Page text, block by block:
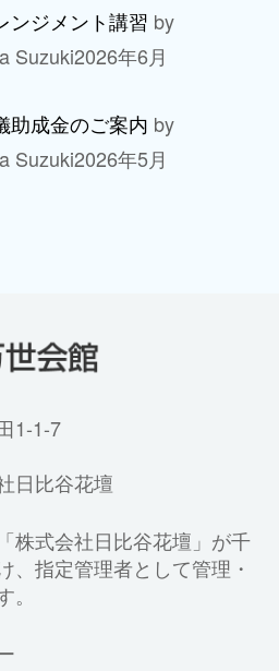
ンジメント講習 by
Suzuki2026年6月
助成金のご案内 by
Suzuki2026年5月
1-1-7
日比谷花壇
株式会社日比谷花壇」が千
、指定管理者として管理・